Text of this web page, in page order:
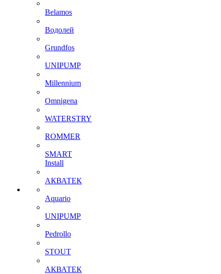
Belamos
Водолей
Grundfos
UNIPUMP
Millennium
Omnigena
WATERSTRY
ROMMER
SMART
Install
АКВАТЕК
Aquario
UNIPUMP
Pedrollo
STOUT
АКВАТЕК